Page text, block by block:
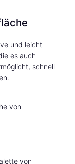
und leicht
es auch
schnell
von
von